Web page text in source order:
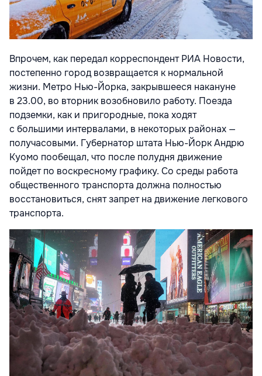
Впрочем, как передал корреспондент РИА Новости,
постепенно город возвращается к нормальной
жизни. Метро Нью-Йорка, закрывшееся накануне
в 23.00, во вторник возобновило работу. Поезда
подземки, как и пригородные, пока ходят
с большими интервалами, в некоторых районах —
получасовыми. Губернатор штата Нью-Йорк Андрю
Куомо пообещал, что после полудня движение
пойдет по воскресному графику. Со среды работа
общественного транспорта должна полностью
восстановиться, снят запрет на движение легкового
транспорта.